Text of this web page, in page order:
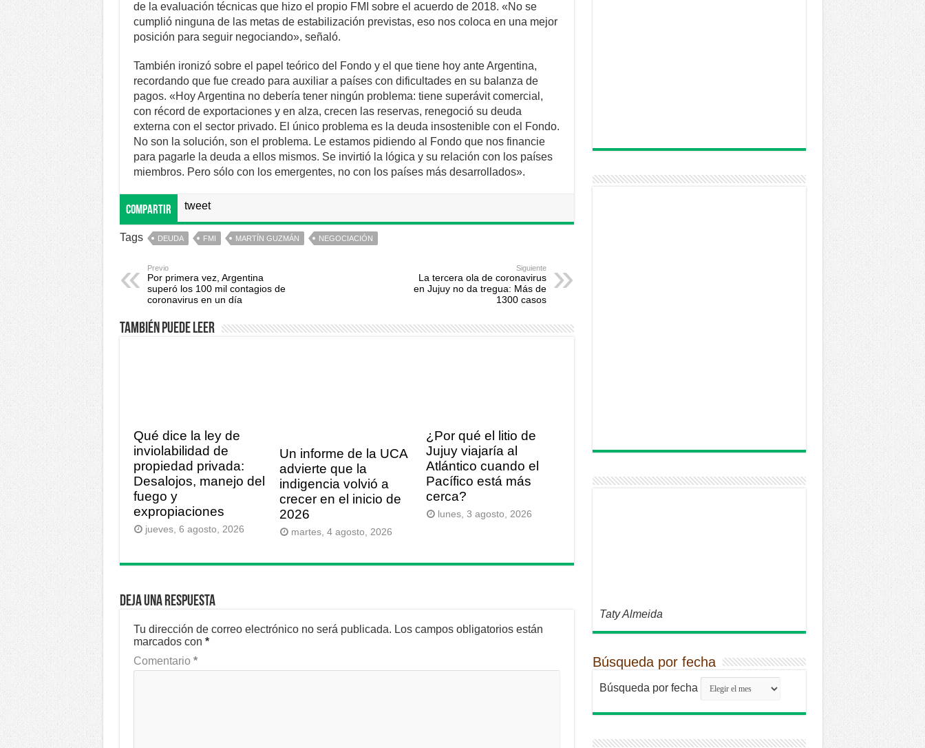
de la evaluación técnicas que hizo el propio FMI sobre el acuerdo de 2018. «No se
cumplió ninguna de las metas de estabilización previstas, eso nos coloca en una mejor
posición para seguir negociando», señaló.
También ironizó sobre el papel teórico del Fondo y el que tiene hoy ante Argentina,
recordando que fue creado para auxiliar a países con dificultades en su balanza de
pagos. «Hoy Argentina no debería tener ningún problema: tiene superávit comercial,
con récord de exportaciones y en alza, crecen las reservas, renegoció su deuda
externa con el sector privado. El único problema es la deuda insostenible con el Fondo.
No son la solución, son el problema. Le estamos pidiendo al Fondo que nos financie
para pagarle la deuda a ellos mismos. Se invirtió la lógica y su relación con los países
miembros. Pero sólo con los emergentes, no con los países más desarrollados».
Compartir tweet
Tags DEUDA FMI MARTÍN GUZMÁN NEGOCIACIÓN
Previo
Por primera vez, Argentina
superó los 100 mil contagios de
coronavirus en un día
Siguiente
La tercera ola de coronavirus
en Jujuy no da tregua: Más de
1300 casos
También puede leer
Qué dice la ley de
inviolabilidad de
propiedad privada:
Desalojos, manejo del
fuego y
expropiaciones
jueves, 6 agosto, 2026
Un informe de la UCA
advierte que la
indigencia volvió a
crecer en el inicio de
2026
martes, 4 agosto, 2026
¿Por qué el litio de
Jujuy viajaría al
Atlántico cuando el
Pacífico está más
cerca?
lunes, 3 agosto, 2026
Deja una respuesta
Tu dirección de correo electrónico no será publicada. Los campos obligatorios están
marcados con *
Comentario *
Taty Almeida
Búsqueda por fecha
Búsqueda por fecha